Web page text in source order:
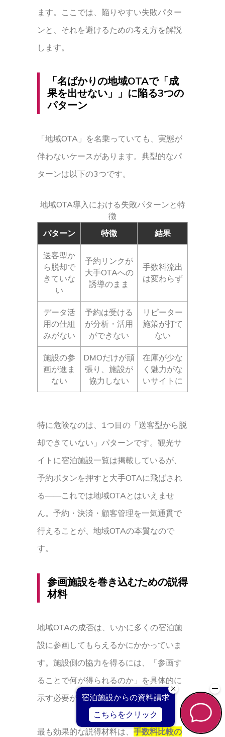
ます。ここでは、陥りやすい失敗パター
ンと、それを避けるための考え方を解説
します。
「名ばかりの地域OTAで「成
果を出せない」」に陥る3つの
パターン
「地域OTA」を名乗っていても、実態が
伴わないケースがあります。典型的なパ
ターンは以下の3つです。
地域OTA導入における失敗パターンと特
徴
パターン
特徴 結果
送客型か
ら脱却で
きていな
い
予約リンクが
大手OTAへの
誘導のまま
手数料流出
は変わらず
データ活
用の仕組
みがない
予約は受ける
が分析・活用
ができない
リピーター
施策が打て
ない
施設の参
画が進ま
ない
DMOだけが頑
張り、施設が
協力しない
在庫が少な
く魅力がな
いサイトに
特に危険なのは、1つ目の「送客型から脱
却できていない」パターンです。観光サ
イトに宿泊施設一覧は掲載しているが、
予約ボタンを押すと大手OTAに飛ばされ
る——これでは地域OTAとはいえませ
ん。予約・決済・顧客管理を一気通貫で
行えることが、地域OTAの本質なので
す。
参画施設を巻き込むための説得
材料
地域OTAの成否は、いかに多くの宿泊施
設に参画してもらえるかにかかっていま
す。施設側の協力を得るには、「参画す
ることで何が得られるのか」を具体的に
示す必要があります。
最も効果的な説得材料は、 手数料比較の